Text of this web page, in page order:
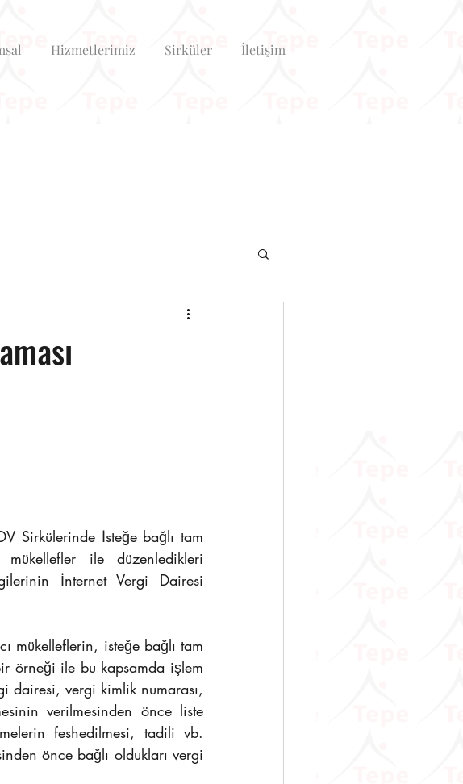
Hizmetlerimiz Sirküler İletişim
48
mükellefler ile düzenledikleri
İnternet Vergi Dairesi
mükelleflerin, isteğe bağlı tam
örneği ile bu kapsamda işlem
dairesi, vergi kimlik numarası,
verilmesinden önce liste
feshedilmesi, tadili vb.
önce bağlı oldukları vergi